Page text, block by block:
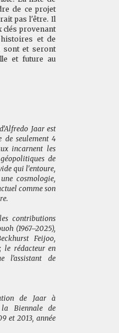
de ce projet
pas l'être. Il
clés provenant
et de
sont et seront
et future au
Jaar est
seulement 4
incarnent les
de
qui l'entoure,
cosmologie,
comme son
contributions
(1967–2025),
Feijoo,
le rédacteur en
l'assistant de
de Jaar à
Biennale de
et 2013, année